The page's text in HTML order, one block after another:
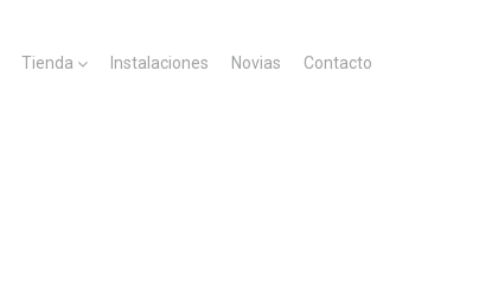
Tienda Instalaciones Novias Contacto